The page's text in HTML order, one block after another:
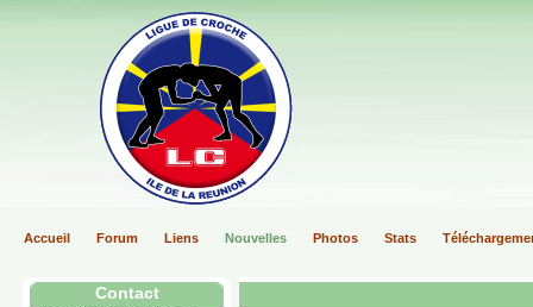
Accueil Forum Liens Nouvelles Photos Stats
Contact